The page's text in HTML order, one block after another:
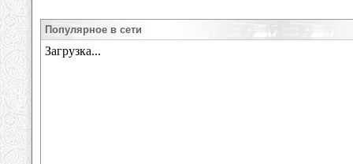
Популярное в сети